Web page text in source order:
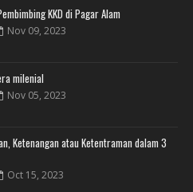
KKD di Pagar Alam
Nov 09, 2023
milenial
Nov 05, 2023
Ketenangan atau Ketentraman dalam 3
Oct 15, 2023